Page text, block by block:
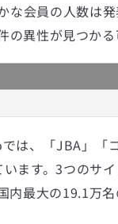
な会員の人数は
異性が見つかる
は、「JBA」「
ます。3つのサ
内最大の19.1万